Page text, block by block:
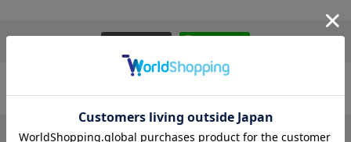
FURFUR
ジェラート ピケ